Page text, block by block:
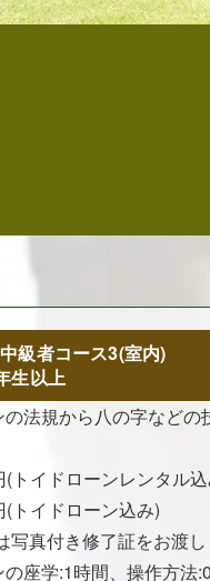
級者コース3(室内)
生以上
の法規から八の字など
トイドローンレンタル込
(トイドローン込み)
写真付き修了証をお渡
座学:1時間、操作方法